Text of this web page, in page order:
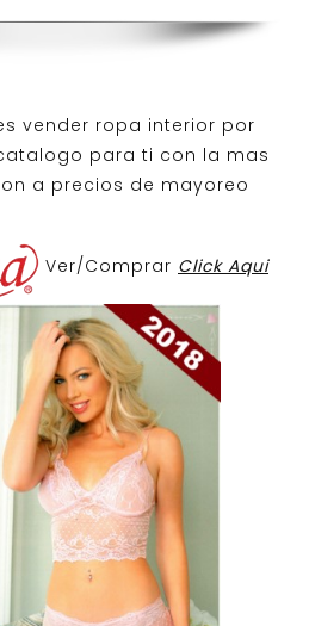
vender ropa interior por
para ti con la mas
a precios de mayoreo
Ver/Comprar Click Aqui